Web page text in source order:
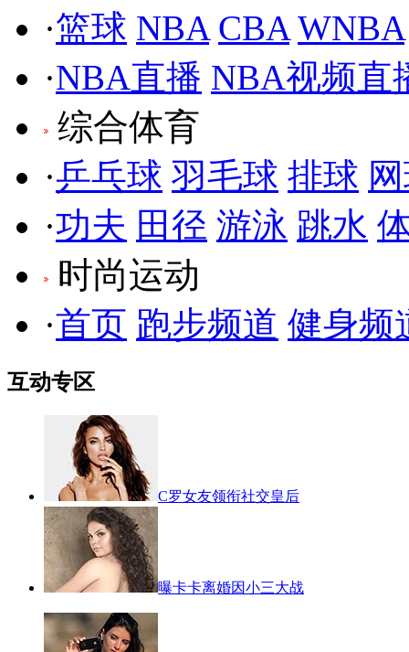
·篮球 NBA CBA WNBA
·NBA直播 NBA视频直
综合体育
·乒乓球 羽毛球 排球
·功夫 田径 游泳 跳水
时尚运动
·首页 跑步频道 健身频
互动专区
C罗女友领衔社交皇后
曝卡卡离婚因小三大战